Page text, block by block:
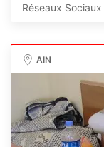
Réseaux Sociaux
AIN